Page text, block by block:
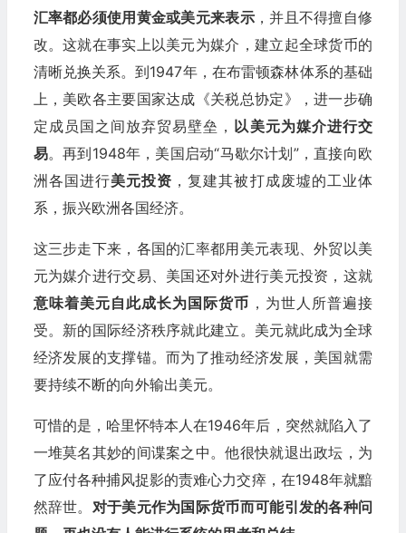
汇率都必须使用黄金或美元来表示，并且不得擅自修
改。这就在事实上以美元为媒介，建立起全球货币的
清晰兑换关系。到1947年，在布雷顿森林体系的基础
上，美欧各主要国家达成《关税总协定》，进一步确
定成员国之间放弃贸易壁垒， 以美元为媒介进行交
易。再到1948年，美国启动“马歇尔计划”，直接向欧
洲各国进行美元投资 ，复建其被打成废墟的工业体
系，振兴欧洲各国经济。
这三步走下来，各国的汇率都用美元表现、外贸以美
元为媒介进行交易、美国还对外进行美元投资，这就
意味着美元自此成长为国际货币 ，为世人所普遍接
受。新的国际经济秩序就此建立。美元就此成为全球
经济发展的支撑锚。而为了推动经济发展，美国就需
要持续不断的向外输出美元。
可惜的是，哈里怀特本人在1946年后，突然就陷入了
一堆莫名其妙的间谍案之中。他很快就退出政坛，为
了应付各种捕风捉影的责难心力交瘁，在1948年就黯
然辞世。 对于美元作为国际货币而可能引发的各种问